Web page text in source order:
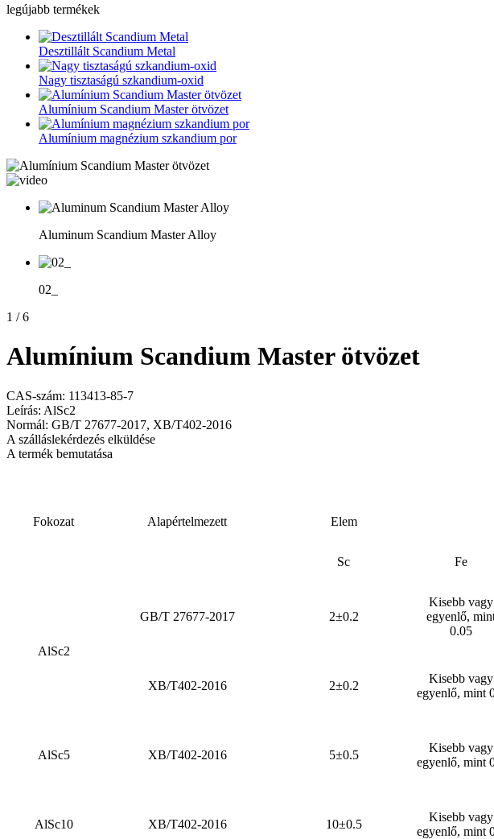
legújabb termékek
Desztillált Scandium Metal
Nagy tisztaságú szkandium-oxid
Alumínium Scandium Master ötvözet
Alumínium magnézium szkandium por
Aluminum Scandium Master Alloy
02_
1 / 6
Alumínium Scandium Master ötvözet
CAS-szám: 113413-85-7
Leírás: AlSc2
Normál: GB/T 27677-2017, XB/T402-2016
A szálláslekérdezés elküldése
A termék bemutatása
Fokozat Alapértelmezett Elem
Sc Fe
AlSc2
GB/T 27677-2017 2±0.2
Kisebb vagy
egyenlő,
0.05
XB/T402-2016 2±0.2
Kisebb vagy
egyenlő, mint
AlSc5 XB/T402-2016 5±0.5
Kisebb vagy
egyenlő, mint
AlSc10 XB/T402-2016 10±0.5
Kisebb vagy
egyenlő, mint